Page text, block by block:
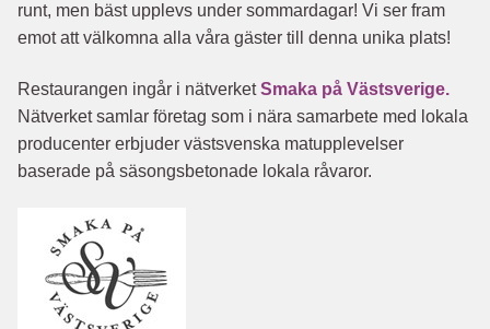
runt, men bäst upplevs under sommardagar! Vi ser fram
emot att välkomna alla våra gäster till denna unika plats!
Restaurangen ingår i nätverketSmaka på Västsverige.
Nätverket samlar företag som i nära samarbete med lokala
producenter erbjuder västsvenska matupplevelser
baserade på säsongsbetonade lokala råvaror.